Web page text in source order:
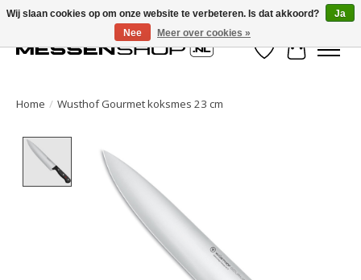
Verlanglijst
Home / Wusthof Gourmet koksmes 23 cm
Wij slaan cookies op om onze website te verbeteren. Is dat akkoord?
Ja
Nee
Meer over cookies »